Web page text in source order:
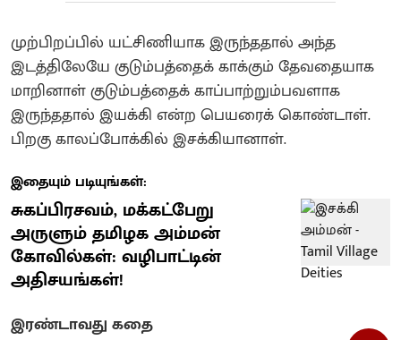
முற்பிறப்பில் யட்சிணியாக இருந்ததால் அந்த
இடத்திலேயே குடும்பத்தைக் காக்கும் தேவதையாக
மாறினாள்‌ குடும்பத்தைக் காப்பாற்றும்பவளாக
இருந்ததால் இயக்கி என்ற பெயரைக் கொண்டாள்.
பிறகு காலப்போக்கில் இசக்கியானாள்.
இதையும் படியுங்கள்:
சுகப்பிரசவம், மக்கட்பேறு
அருளும் தமிழக அம்மன்
கோவில்கள்: வழிபாட்டின்
அதிசயங்கள்!
இரண்டாவது கதை